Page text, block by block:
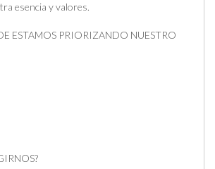
esencia y valores.
ESTAMOS PRIORIZANDO NUESTRO